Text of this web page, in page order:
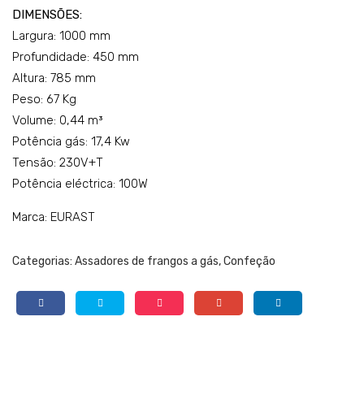
DIMENSÕES:
Largura: 1000 mm
Profundidade: 450 mm
Altura: 785 mm
Peso: 67 Kg
Volume: 0,44 m³
Potência gás: 17,4 Kw
Tensão: 230V+T
Potência eléctrica: 100W
Marca: EURAST
Categorias: Assadores de frangos a gás,Confeção